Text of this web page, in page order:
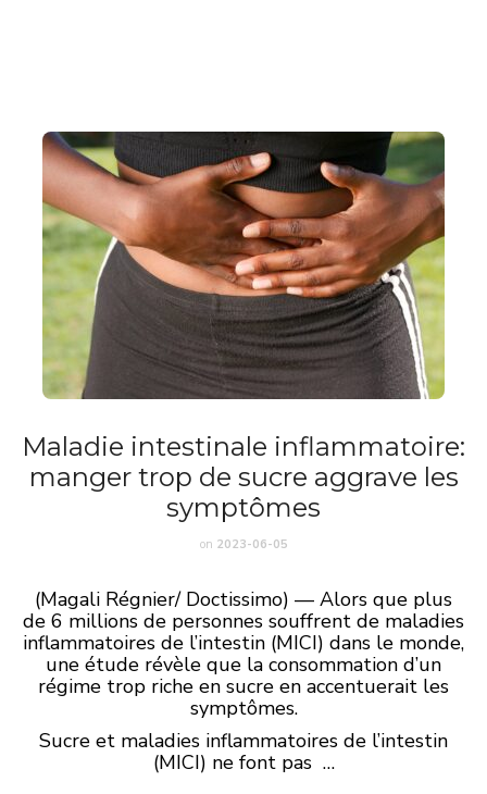
Maladie intestinale inflammatoire:
manger trop de sucre aggrave les
symptômes
on 2023-06-05
(Magali Régnier/ Doctissimo) — Alors que plus
de 6 millions de personnes souffrent de maladies
inflammatoires de l’intestin (MICI) dans le monde,
une étude révèle que la consommation d’un
régime trop riche en sucre en accentuerait les
symptômes.
Sucre et maladies inflammatoires de l’intestin
(MICI) ne font pas …